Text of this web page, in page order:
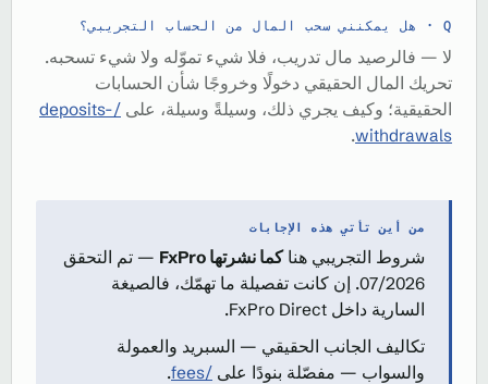
هل يمكنني سحب المال من الحساب التجريبي؟
لا — فالرصيد مال تدريب، فلا شيء تموّله ولا شيء تسحبه.
تحريك المال الحقيقي دخولًا وخروجًا شأن الحسابات
الحقيقية؛ وكيف يجري ذلك، وسيلةً وسيلة، على
/deposits-
withdrawals
.
من أين تأتي هذه الإجابات
شروط التجريبي هناكما نشرتها FxPro
— تم التحقق
07/2026. إن كانت تفصيلة ما تهمّك، فالصيغة
السارية داخل FxPro Direct.
تكاليف الجانب الحقيقي — السبريد والعمولة
والسواب — مفصّلة بنودًا على /fees
.